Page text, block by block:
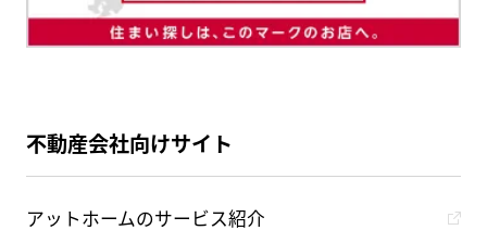
不動産会社向けサイト
アットホームのサービス紹介